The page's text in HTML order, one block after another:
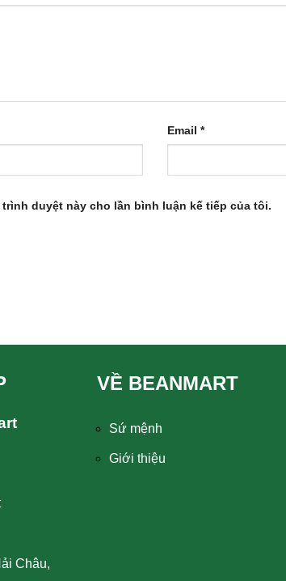
Email *
duyệt này cho lần bình luận kế tiếp của tôi.
Châu,
VỀ BEANMART
Sứ mệnh
Giới thiệu